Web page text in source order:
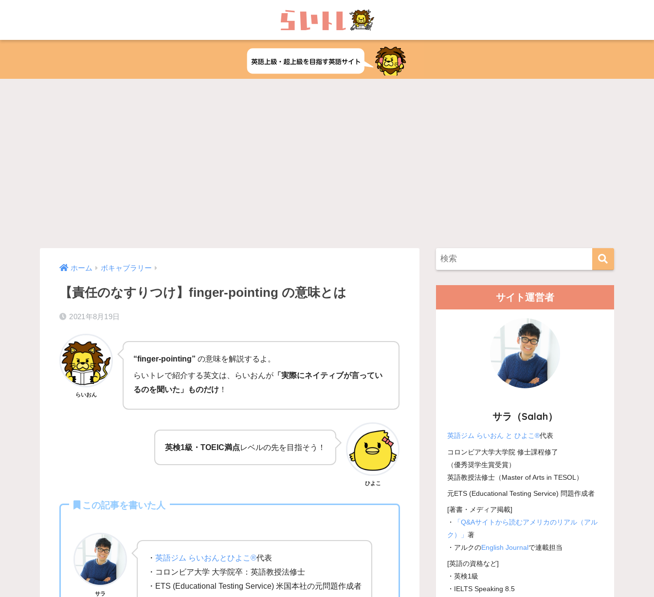
ホーム ボキャブラリー
【責任のなすりつけ】finger-pointing の意味とは
2021年8月19日
らいおん
“finger-pointing” の意味を解説するよ。
らいトレで紹介する英文は、らいおんが 「実際にネイティブが言ってい
るのを聞いた」ものだけ ！
英検1級・TOEIC満点レベルの先を目指そう！
ひよこ
この記事を書いた人
サラ
・ 英語ジム らいおんとひよこ®代表
・コロンビア大学 大学院卒：英語教授法修士
・ETS (Educational Testing Service) 米国本社の元問題作成者
サイト運営者
サラ（Salah）
英語ジム らいおん と ひよこ®代表
コロンビア大学大学院 修士課程修了
（優秀奨学生賞受賞）
英語教授法修士（Master of Arts in TESOL）
元ETS (Educational Testing Service) 問題作成者
[著書・メディア掲載]
・
「Q&Aサイトから読むアメリカのリアル（アル
ク）」著
・アルクのEnglish Journalで連載担当
[英語の資格など]
・英検1級
・IELTS Speaking 8.5